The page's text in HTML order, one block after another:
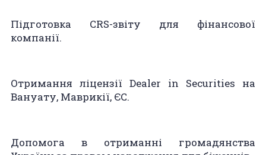
Підготовка CRS-звіту для фінансової
компанії.
Отримання ліцензії Dealer in Securities на
Вануату, Маврикії, ЄС.
Допомога в отриманні громадянства